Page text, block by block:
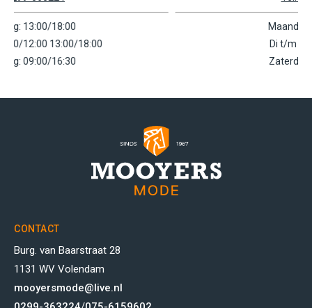
CONTACT
Burg. van Baarstraat 28
1131 WV Volendam
mooyersmode@live.nl